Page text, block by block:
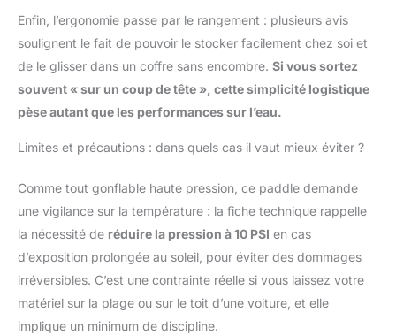
Enfin, l’ergonomie passe par le rangement : plusieurs avis
soulignent le fait de pouvoir le stocker facilement chez soi et
de le glisser dans un coffre sans encombre. Si vous sortez
souvent « sur un coup de tête », cette simplicité logistique
pèse autant que les performances sur l’eau.
Limites et précautions : dans quels cas il vaut mieux éviter ?
Comme tout gonflable haute pression, ce paddle demande
une vigilance sur la température : la fiche technique rappelle
la nécessité de réduire la pression à 10 PSI en cas
d’exposition prolongée au soleil, pour éviter des dommages
irréversibles. C’est une contrainte réelle si vous laissez votre
matériel sur la plage ou sur le toit d’une voiture, et elle
implique un minimum de discipline.